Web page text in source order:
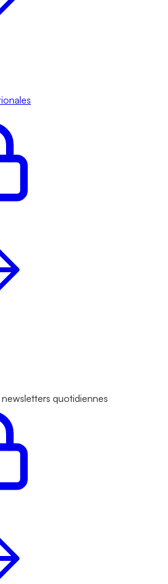
quotidiennes